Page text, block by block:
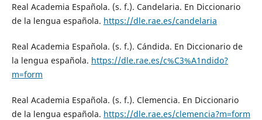
Real Academia Española. (s. f.). Candelaria. En Diccionario
de la lengua española. https://dle.rae.es/candelaria
Real Academia Española. (s. f.). Cándida. En Diccionario de
la lengua española. https://dle.rae.es/c%C3%A1ndido?
m=form
Real Academia Española. (s. f.). Clemencia. En Diccionario
de la lengua española. https://dle.rae.es/clemencia?m=form